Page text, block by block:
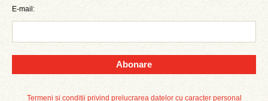
E-mail:
Abonare
Termeni și condiții privind prelucrarea datelor cu caracter personal